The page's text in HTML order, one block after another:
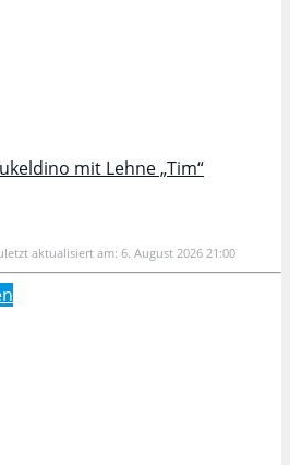
mit Lehne „Tim“
aktualisiert am: 6. August 2026 21:00